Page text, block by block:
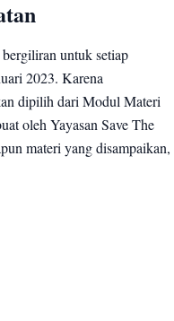
untuk setiap
2023. Karena
dipilih dari Modul Materi
oleh Yayasan Save The
materi yang disampaikan,